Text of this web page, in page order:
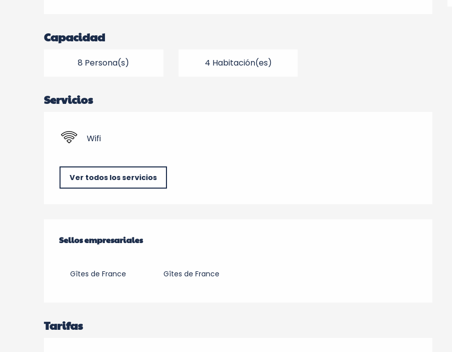
Capacidad
8 Persona(s) 4 Habitación(es)
Servicios
Wifi
Ver todos los servicios
Oferta de prestaciones
Sellos empresariales
Sellos empresariales
Gîtes de France Gîtes de France
Tarifas